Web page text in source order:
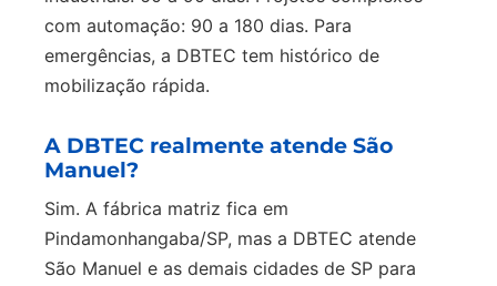
com automação: 90 a 180 dias. Para
emergências, a DBTEC tem histórico de
mobilização rápida.
A DBTEC realmente atende São
Manuel?
Sim. A fábrica matriz fica em
Pindamonhangaba/SP, mas a DBTEC atende
São Manuel e as demais cidades de SP para